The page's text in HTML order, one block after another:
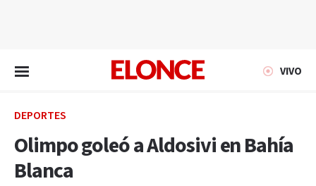
VIVO
DEPORTES
Olimpo goleó a Aldosivi en Bahía
Blanca